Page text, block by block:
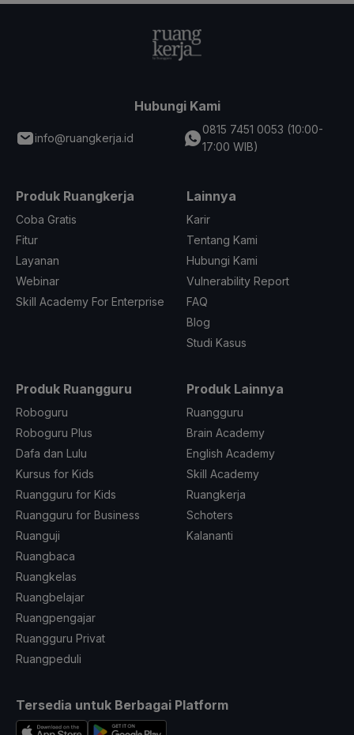
Hubungi Kami
info@ruangkerja.id
0815 7451 0053 (10:00-
17:00 WIB)
Produk Ruangkerja
Coba Gratis
Fitur
Layanan
Webinar
Skill Academy For Enterprise
Lainnya
Karir
Tentang Kami
Hubungi Kami
Vulnerability Report
FAQ
Blog
Studi Kasus
Produk Ruangguru
Roboguru
Roboguru Plus
Dafa dan Lulu
Kursus for Kids
Ruangguru for Kids
Ruangguru for Business
Ruanguji
Ruangbaca
Ruangkelas
Ruangbelajar
Ruangpengajar
Ruangguru Privat
Ruangpeduli
Produk Lainnya
Ruangguru
Brain Academy
English Academy
Skill Academy
Ruangkerja
Schoters
Kalananti
Tersedia untuk Berbagai Platform